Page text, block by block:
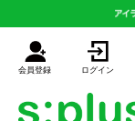
ログイン
会員登録